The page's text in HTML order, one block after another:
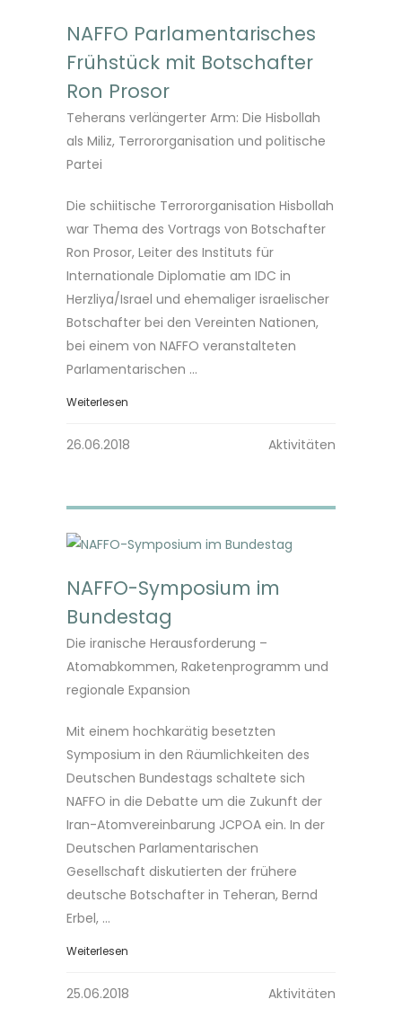
NAFFO Parlamentarisches
Frühstück mit Botschafter
Ron Prosor
Teherans verlängerter Arm: Die Hisbollah
als Miliz, Terrororganisation und politische
Partei
Die schiitische Terrororganisation Hisbollah
war Thema des Vortrags von Botschafter
Ron Prosor, Leiter des Instituts für
Internationale Diplomatie am IDC in
Herzliya/Israel und ehemaliger israelischer
Botschafter bei den Vereinten Nationen,
bei einem von NAFFO veranstalteten
Parlamentarischen ...
Weiterlesen
26.06.2018 Aktivitäten
NAFFO-Symposium im
Bundestag
Die iranische Herausforderung –
Atomabkommen, Raketenprogramm und
regionale Expansion
Mit einem hochkarätig besetzten
Symposium in den Räumlichkeiten des
Deutschen Bundestags schaltete sich
NAFFO in die Debatte um die Zukunft der
Iran-Atomvereinbarung JCPOA ein. In der
Deutschen Parlamentarischen
Gesellschaft diskutierten der frühere
deutsche Botschafter in Teheran, Bernd
Erbel, ...
Weiterlesen
25.06.2018 Aktivitäten